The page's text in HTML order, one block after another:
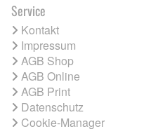
Service
Kontakt
Impressum
AGB Shop
AGB Online
AGB Print
Datenschutz
Cookie-Manager